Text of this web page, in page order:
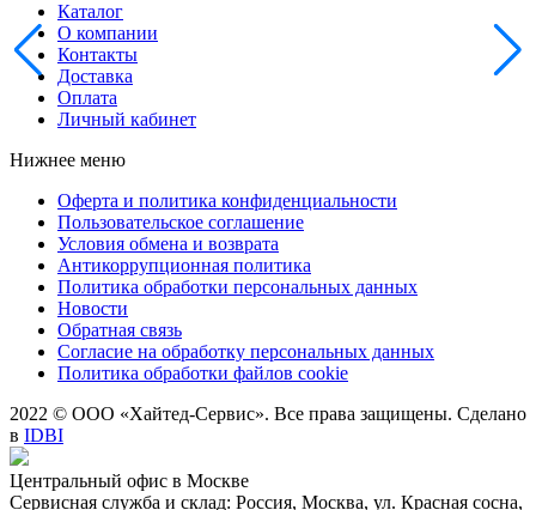
Каталог
О компании
Контакты
Доставка
Оплата
Личный кабинет
Нижнее меню
Оферта и политика конфиденциальности
Пользовательское соглашение
Условия обмена и возврата
Антикоррупционная политика
Политика обработки персональных данных
Новости
Обратная связь
Согласие на обработку персональных данных
Политика обработки файлов cookie
2022 © ООО «Хайтед-Сервис». Все права защищены. Сделано
в IDBI
Центральный офис в Москве
Сервисная служба и склад: Россия, Москва, ул. Красная сосна,